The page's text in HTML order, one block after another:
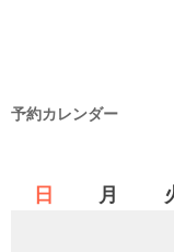
予約カレンダー
日
月